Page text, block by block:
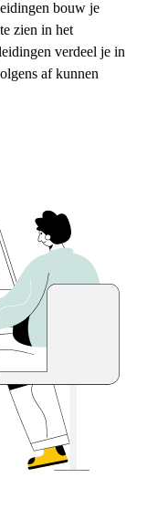
bouw je
zien in het
verdeel je in
af kunnen